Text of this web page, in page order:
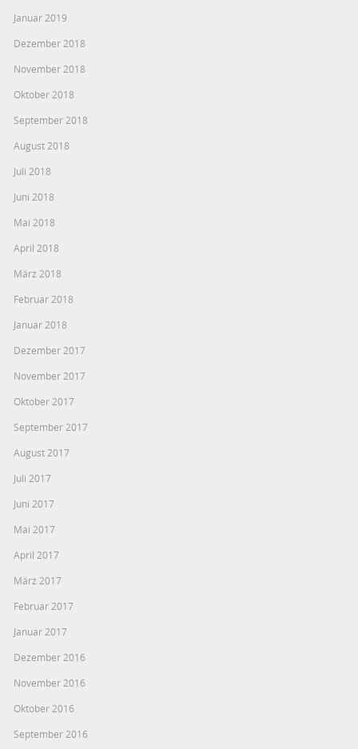
Januar 2019
Dezember 2018
November 2018
Oktober 2018
September 2018
August 2018
Juli 2018
Juni 2018
Mai 2018
April 2018
März 2018
Februar 2018
Januar 2018
Dezember 2017
November 2017
Oktober 2017
September 2017
August 2017
Juli 2017
Juni 2017
Mai 2017
April 2017
März 2017
Februar 2017
Januar 2017
Dezember 2016
November 2016
Oktober 2016
September 2016